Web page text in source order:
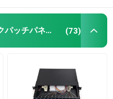
ファイバーオプティックパッチパネルと囲い (73)